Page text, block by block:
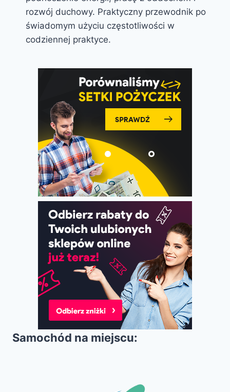
rozwój duchowy. Praktyczny przewodnik po
świadomym użyciu częstotliwości w
codziennej praktyce.
Samochód na miejscu: